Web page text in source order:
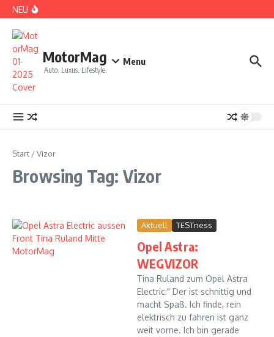
Zum Inhalt springen
NEU
CDE 2026: High Class Event in München
MotorMag
Auto. Luxus. Lifestyle.
Menu
Start /Vizor
Browsing Tag: Vizor
Aktuell TESTness
Opel Astra:
WEGVIZOR
Tina Ruland zum Opel Astra
Electric:" Der ist schnittig und
macht Spaß. Ich finde, rein
elektrisch zu fahren ist ganz
weit vorne. Ich bin gerade